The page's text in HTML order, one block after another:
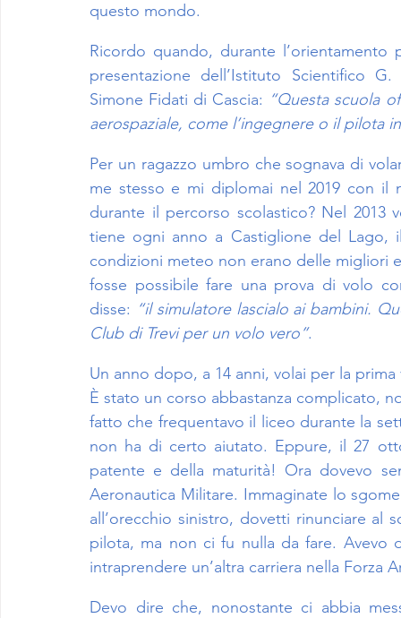
questo mondo.
Ricordo quando, durante
presentazione dell’Istituto Scientifico
Simone Fidati di Cascia: “Questa scuola
aerospaziale, come l’ingegnere o il pilota
Per un ragazzo umbro che sognava di
me stesso e mi diplomai nel 2019 con il
durante il percorso scolastico? Nel
tiene ogni anno a Castiglione del Lago,
condizioni meteo non erano delle migliori
fosse possibile fare una prova di volo
disse: “il simulatore lascialo ai bambini.
Club di Trevi per un volo vero”.
Un anno dopo, a 14 anni, volai per la
È stato un corso abbastanza complicato,
fatto che frequentavo il liceo durante la
non ha di certo aiutato. Eppure, il 27
patente e della maturità! Ora dovevo
Aeronautica Militare. Immaginate lo
all’orecchio sinistro, dovetti rinunciare
pilota, ma non ci fu nulla da fare. Avevo
intraprendere un’altra carriera nella Forza
Devo dire che, nonostante ci abbia